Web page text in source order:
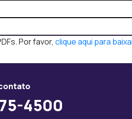
Por favor, clique aqui para
4500